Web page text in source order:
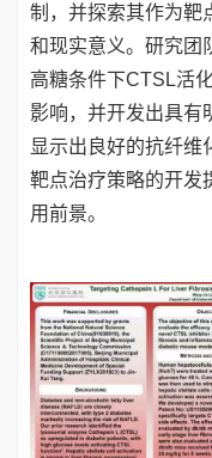
制，并探索其作为靶
和现实意义。研究团
高糖条件下CTSL活
影响，并开发出具有
显示出良好的抗纤维
靶点治疗策略的开发
用前景。